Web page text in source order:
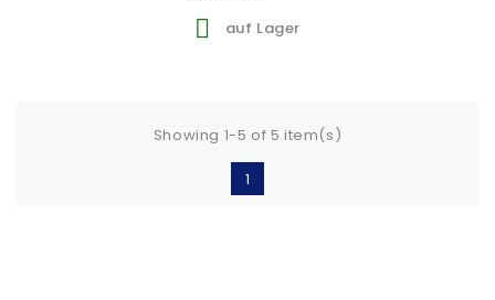
 auf Lager
Showing 1-5 of 5 item(s)
1